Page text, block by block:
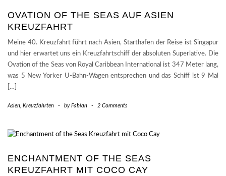
OVATION OF THE SEAS AUF ASIEN
KREUZFAHRT
Meine 40. Kreuzfahrt führt nach Asien, Starthafen der Reise ist Singapur
und hier erwartet uns ein Kreuzfahrtschiff der absoluten Superlative. Die
Ovation of the Seas von Royal Caribbean International ist 347 Meter lang,
was 5 New Yorker U-Bahn-Wagen entsprechen und das Schiff ist 9 Mal
[…]
Asien Kreuzfahrten - byFabian - 2 Comments
ENCHANTMENT OF THE SEAS
KREUZFAHRT MIT COCO CAY